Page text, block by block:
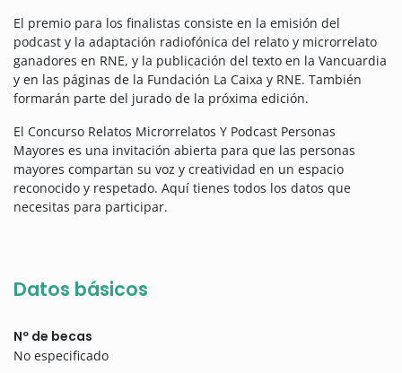
El premio para los finalistas consiste en la emisión del
podcast y la adaptación radiofónica del relato y microrrelato
ganadores en RNE, y la publicación del texto en la Vancuardia
y en las páginas de la Fundación La Caixa y RNE. También
formarán parte del jurado de la próxima edición.
El Concurso Relatos Microrrelatos Y Podcast Personas
Mayores es una invitación abierta para que las personas
mayores compartan su voz y creatividad en un espacio
reconocido y respetado. Aquí tienes todos los datos que
necesitas para participar.
Datos básicos
Nº de becas
No especificado